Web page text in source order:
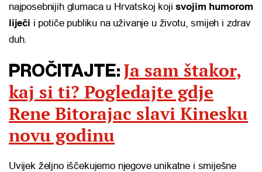
najposebnijih glumaca u Hrvatskoj kojisvojim humorom
liječi i potiče publiku na uživanje u životu, smijeh i zdrav
duh.
PROČITAJTE: Ja sam štakor,
kaj si ti? Pogledajte gdje
Rene Bitorajac slavi Kinesku
novu godinu
Uvijek željno iščekujemo njegove unikatne i smiješne